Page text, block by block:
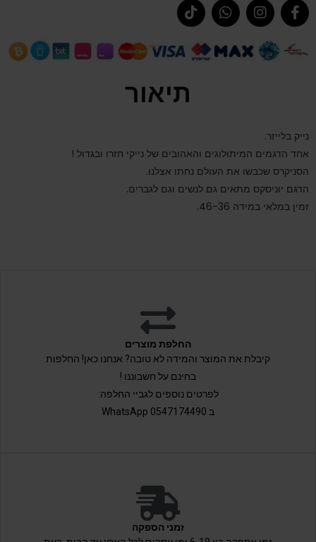
תיאור
נייק בלייזר.
אחד הדגמים המיתולוגים והאהובים של נייקי חזרו ובגדול !
הסניקרס שכבשו את העולם נחתו אצלנו.
הדגם יוניסקס מתאים גם לנשים וגם לגברים.
זמין במלאי במידה 46-36.
החלפת מוצרים
קיבלת את המוצר והמידה לא טובה? אנחנו כאן! החלפות
בחינם על חשבוננו !
לפרטים נוספים לגביי החלפה:
ב 0547174490 WhatsApp
זמני הספקה